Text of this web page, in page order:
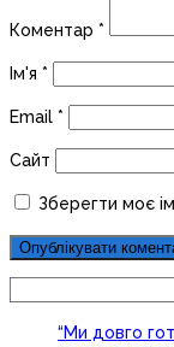
Коментар *
Ім'я *
Email *
Сайт
Зберегти моє
“Ми довго